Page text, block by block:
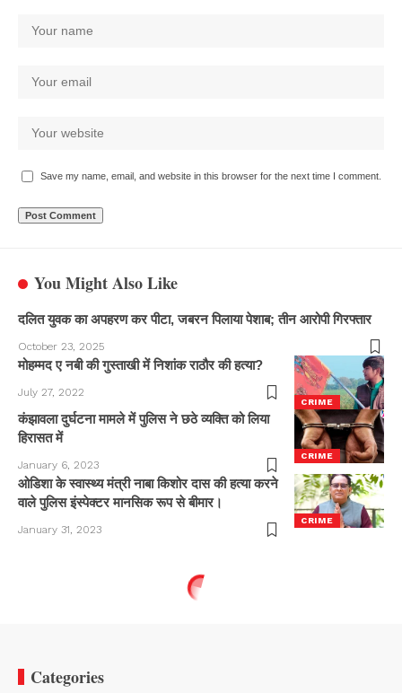
Save my name, email, and website in this browser for the next time I comment.
You Might Also Like
दलित युवक का अपहरण कर पीटा, जबरन पिलाया पेशाब; तीन आरोपी गिरफ्तार
October 23, 2025
CRIME
मोहम्मद ए नबी की गुस्ताखी में निशांक राठौर की हत्या?
July 27, 2022
CRIME
कंझावला दुर्घटना मामले में पुलिस ने छठे व्यक्ति को लिया
हिरासत में
January 6, 2023
CRIME
ओडिशा के स्वास्थ्य मंत्री नाबा किशोर दास की हत्या करने
वाले पुलिस इंस्पेक्टर मानसिक रूप से बीमार।
January 31, 2023
Categories